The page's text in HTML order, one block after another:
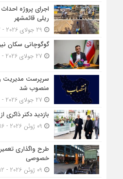
اجرای پروژه احداث
ریلی قائمشهر
گوگوچانی سکان
سرپرست مدیریت
منصوب شد
بازدید دکتر
طرح واگذاری
خصوصی